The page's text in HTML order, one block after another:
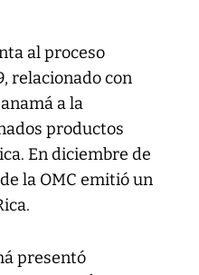
al proceso
relacionado con
a la
productos
En diciembre de
la OMC emitió un
presentó